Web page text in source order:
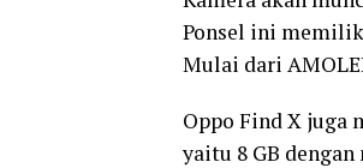
Ponsel ini
Mulai dari
Oppo Find X juga
yaitu 8 GB